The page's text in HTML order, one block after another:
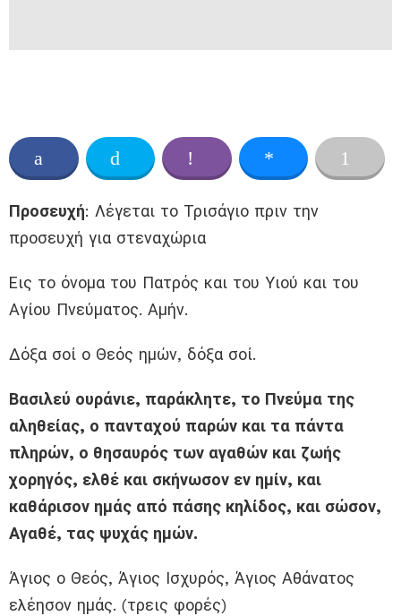
Προσευχή: Λέγεται το Τρισάγιο πριν την
προσευχή για στεναχώρια
Εις το όνομα του Πατρός και του Υιού και του
Αγίου Πνεύματος. Αμήν.
Δόξα σοί ο Θεός ημών, δόξα σοί.
Βασιλεύ ουράνιε, παράκλητε, το Πνεύμα της
αληθείας, ο πανταχού παρών και τα πάντα
πληρών, ο θησαυρός των αγαθών και ζωής
χορηγός, ελθέ και σκήνωσον εν ημίν, και
καθάρισον ημάς από πάσης κηλίδος, και σώσον,
Αγαθέ, τας ψυχάς ημών.
Άγιος ο Θεός, Άγιος Ισχυρός, Άγιος Αθάνατος
ελέησον ημάς. (τρεις φορές)